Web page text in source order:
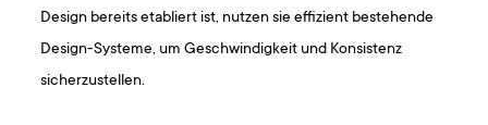
Design bereits etabliert ist, nutzen sie effizient bestehende
Design-Systeme, um Geschwindigkeit und Konsistenz
sicherzustellen.